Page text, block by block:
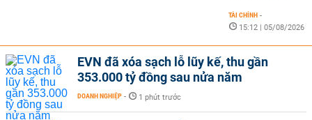
TÀI CHÍNH -
15:12 | 05/08/2026
EVN đã xóa sạch lỗ lũy kế, thu gần
353.000 tỷ đồng sau nửa năm
DOANH NGHIỆP - 1 phút trước